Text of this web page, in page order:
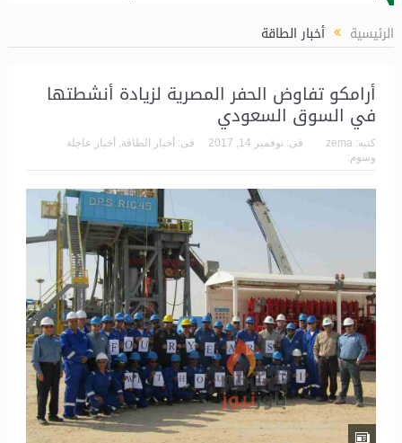
الرئيسية أخبار الطاقة
أرامكو تفاوض الحفر المصرية لزيادة أنشطتها
في السوق السعودي
كتبه: zema فى: نوفمبر 14, 2017 فى: أخبار الطاقة
أخبار عاجلة
وسوم: